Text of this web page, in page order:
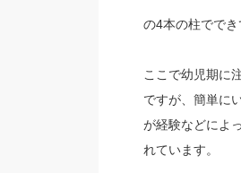
の4本の柱ででき
ここで幼児期に
ですが、簡単に
が経験などによ
れています。